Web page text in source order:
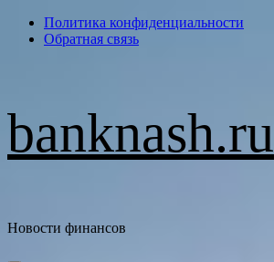
ПерейтиПолитика конфиденциальности
Обратная связь
banknash.ru
Новости финансов